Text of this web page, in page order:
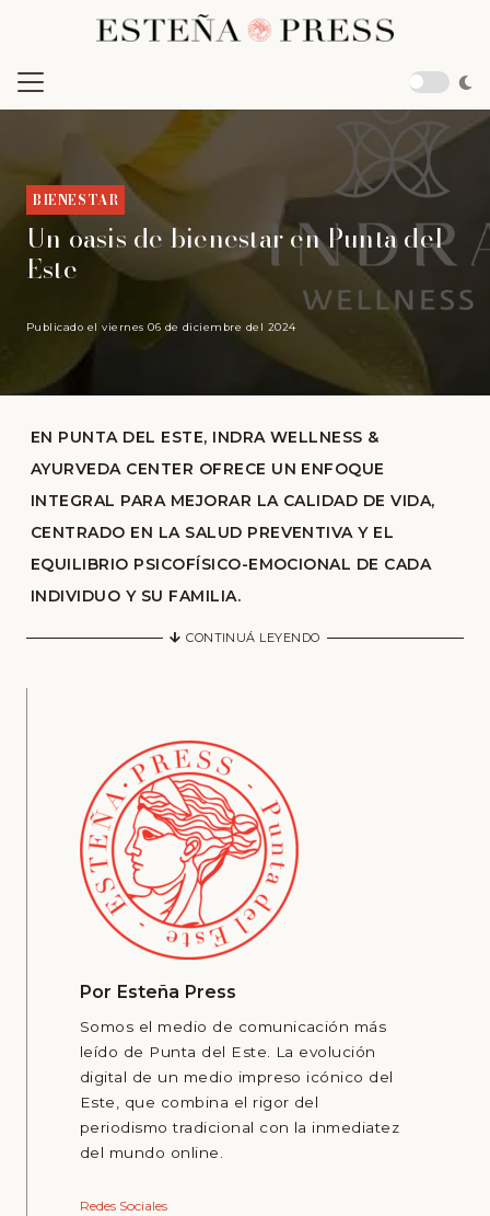
BIENESTAR
Un oasis de bienestar en Punta del
Este
Publicado elviernes 06 de diciembre del 2024
EN PUNTA DEL ESTE, INDRA WELLNESS &
AYURVEDA CENTER OFRECE UN ENFOQUE
INTEGRAL PARA MEJORAR LA CALIDAD DE VIDA,
CENTRADO EN LA SALUD PREVENTIVA Y EL
EQUILIBRIO PSICOFÍSICO-EMOCIONAL DE CADA
INDIVIDUO Y SU FAMILIA.
CONTINUÁ LEYENDO
Por Esteña Press
Somos el medio de comunicación más
leído de Punta del Este. La evolución
digital de un medio impreso icónico del
Este, que combina el rigor del
periodismo tradicional con la inmediatez
del mundo online.
Redes Sociales